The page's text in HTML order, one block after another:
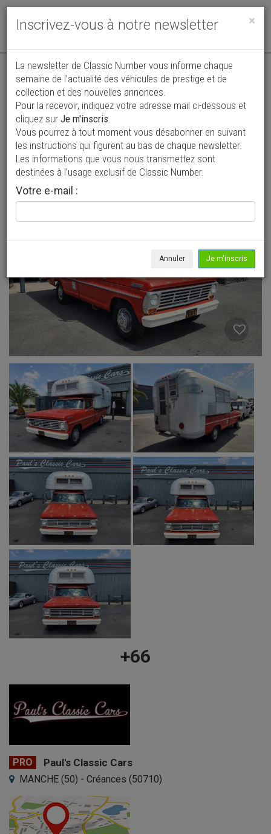
Toggle
Annonce actualisée le 16/07/2026 ( il y a 22 jours )
VENDUE
Ford Pick-up F250 Custom Cab
Camper
39 900 €
1967 Pick-up 26 748 mi
+66
PRO Paul's Classic Cars
MANCHE (50) - Créances (50710)
×
Inscrivez-vous à notre newsletter
La newsletter de Classic Number vous informe chaque
semaine de l’actualité des véhicules de prestige et de
collection et des nouvelles annonces.
Pour la recevoir, indiquez votre adresse mail ci-dessous et
cliquez sur Je m'inscris.
Vous pourrez à tout moment vous désabonner en suivant
les instructions qui figurent au bas de chaque newsletter.
Les informations que vous nous transmettez sont
destinées à l’usage exclusif de Classic Number.
Votre e-mail :
Annuler Je m'inscris